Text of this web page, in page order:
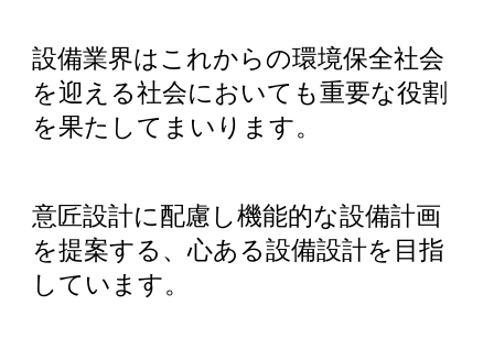
設備業界はこれからの環境保全社会
を迎える社会においても重要な役割
を果たしてまいります。
意匠設計に配慮し機能的な設備計画
を提案する、心ある設備設計を目指
しています。